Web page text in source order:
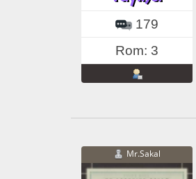
179
Rom: 3
Mr.Sakal